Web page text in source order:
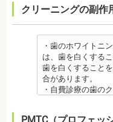
開かない、食事を
発症する場合があ
他にも自律神経失
合わせが原因。
その他
・個人差がありま
になる場合があり
況を聞いて話し合っ
・矯正中、頭痛、
の場合は、鎮痛剤
、毎日丁寧なブラ
を抑えましょう。
・矯正中は、基本
いため、矯正前に
あります。矯正専
虫歯、歯周病の治
治療終了後
す。
・矯正中、虫歯が
・矯正治療中、矯
（歯磨き）しにく
炎のリスクが高く
中に合ったブラッ
、毎日丁寧なブラ
を抑えましょう。
ッ素塗布など、歯
に穴をあけて人工
た、インプラント
を行う場合、さら
・インプラント治
ナンスをし続けな
インプラントが虫
ごろから丁寧なメ
囲炎という病気に
メタルセラミック
オールセラミック
・オールセラミッ
額となる場合が多
度は低いため、奥
てしまうこともあ
はマウスピースで
はなく、デメリッ
日本歯科大学新潟生
新潟大学医歯学総
都内歯科医院にて
クリーニングの副作
・歯のホワイトニ
は、歯を白くする
歯を白くすること
合があります。
・自費診療の歯の
PMTC（プロフェッ